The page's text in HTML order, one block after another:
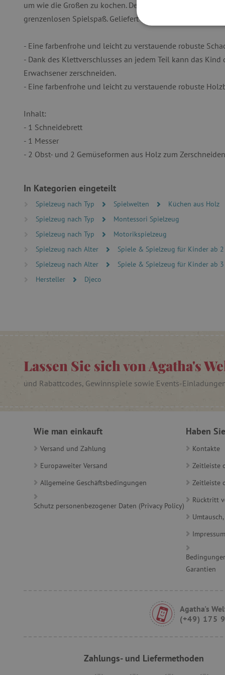
um wie die Großen zu kochen. Der Klettverschluss an
grenzenlosen Spielspaß. Geliefert wird das Set in einer
- Eine farbenfrohe und leicht zu verstauende robuste
- Dank des Klettverschlusses an jedem Teil kann das Kind
Erwachsener zerschneiden.
- Eine farbenfrohe und leicht zu verstauende robuste
Inhalt:
- 1 Schneidebrett
- 1 Messer
- 2 Obst- und 2 Gemüseformen aus Holz zum Zerschneiden
In Kategorien eingeteilt
Spielzeug nach Typ Spielwelten
Küchen aus Holz
Spielzeug nach Typ
Montessori Spielzeug
Spielzeug nach Typ
Motorikspielzeug
Spielzeug nach Alter
Spiele & Spielzeug für Kinder ab 2
Spielzeug nach Alter
Spiele & Spielzeug für Kinder ab 3
Hersteller
Djeco
Lassen Sie sich von Agatha's
und Rabattcodes, Gewinnspiele sowie Events-
Wie man einkauft
Versand und Zahlung
Europaweiter Versand
Allgemeine Geschäftsbedingungen
Schutz personenbezogener Daten (Privacy Policy)
Haben
Kontakte
Zeitleiste
Zeitleiste
Rücktritt
Impressum
Garantien
Agatha's
(+49) 175
Zahlungs- und Liefermethoden
Ohne die unbedingt
_pinterest_ct_ua
FPAU
_sp_ses.ab3e
CookieScriptConsent